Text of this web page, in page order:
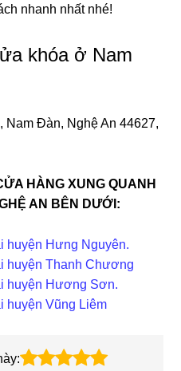
nhanh nhất nhé!
khóa ở Nam
Nam Đàn, Nghệ An 44627,
HÀNG XUNG QUANH
AN BÊN DƯỚI:
huyện Hưng Nguyên.
huyện Thanh Chương
huyện Hương Sơn.
huyện Vũng Liêm